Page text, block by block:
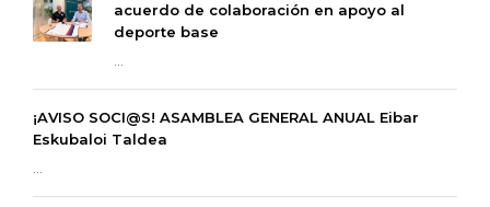
acuerdo de colaboración en apoyo al
deporte base
¡AVISO SOCI@S! ASAMBLEA GENERAL ANUAL Eibar
Eskubaloi Taldea